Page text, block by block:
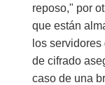
reposo," por
que están
los
de cifrado
caso de una